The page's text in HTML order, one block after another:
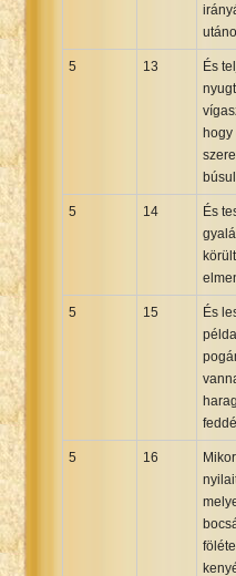
5 13
És
hogy
5 14
És
5 15
És
5 16